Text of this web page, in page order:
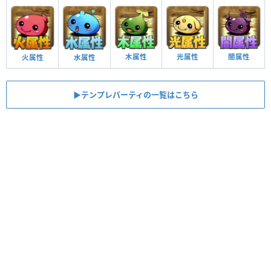
火属性 水属性 木属性 光属性 闇属性
▶︎テンプレパーティの一覧はこちら